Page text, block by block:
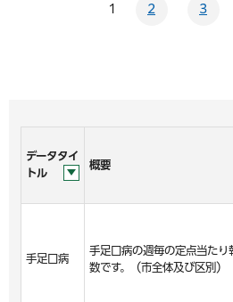
1 2 3
データタイ
トル
概要
手足口病
手足口病の週毎の定点当たり
数です。（市全体及び区別）